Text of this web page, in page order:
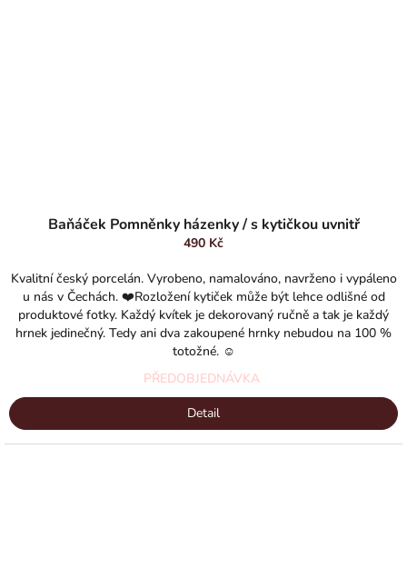
hodnocení
5,0
hvězdiček.
Baňáček Pomněnky házenky / s kytičkou uvnitř
490 Kč
Kvalitní český porcelán. Vyrobeno, namalováno, navrženo i vypáleno
u nás v Čechách. ❤️Rozložení kytiček může být lehce odlišné od
produktové fotky. Každý kvítek je dekorovaný ručně a tak je každý
hrnek jedinečný. Tedy ani dva zakoupené hrnky nebudou na 100 %
totožné. ☺️
PŘEDOBJEDNÁVKA
Detail